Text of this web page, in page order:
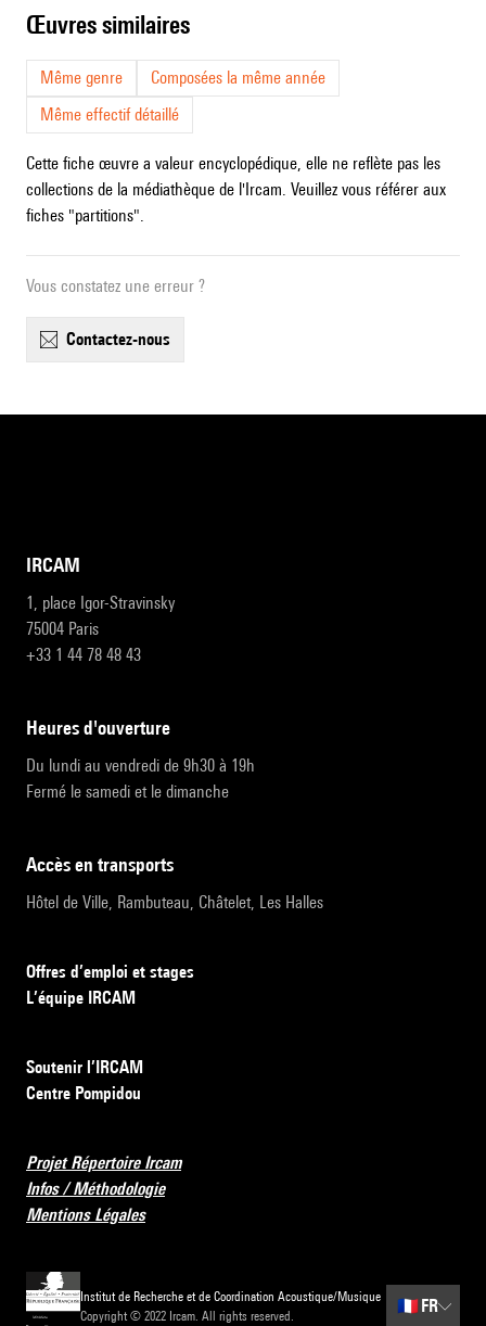
œuvres similaires
Même genre
Composées la même année
Même effectif détaillé
Cette fiche œuvre a valeur encyclopédique, elle ne reflète pas les
collections de la médiathèque de l'Ircam. Veuillez vous référer aux
fiches "partitions".
Vous constatez une erreur ?
contactez-nous
IRCAM
1, place Igor-Stravinsky
75004 Paris
+33 1 44 78 48 43
heures d'ouverture
Du lundi au vendredi de 9h30 à 19h
Fermé le samedi et le dimanche
accès en transports
Hôtel de Ville, Rambuteau, Châtelet, Les Halles
Offres d’emploi et stages
L’équipe IRCAM
Soutenir l’IRCAM
Centre Pompidou
Projet Répertoire Ircam
Infos / Méthodologie
Mentions Légales
Institut de Recherche et de Coordination Acoustique/Musique
Copyright © 2022 Ircam. All rights reserved.
🇫🇷 FR